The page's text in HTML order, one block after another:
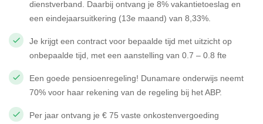
dienstverband. Daarbij ontvang je 8% vakantietoeslag en
een eindejaarsuitkering (13e maand) van 8,33%.
Je krijgt een contract voor bepaalde tijd met uitzicht op
onbepaalde tijd, met een aanstelling van 0.7 – 0.8 fte
Een goede pensioenregeling! Dunamare onderwijs neemt
70% voor haar rekening van de regeling bij het ABP.
Per jaar ontvang je € 75 vaste onkostenvergoeding